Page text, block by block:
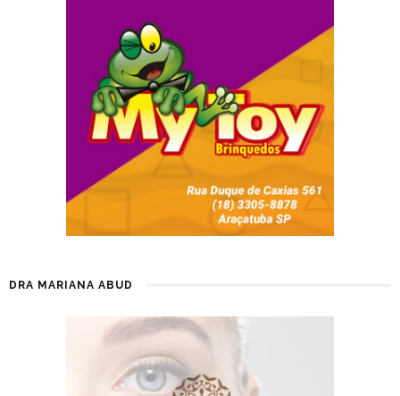
DRA MARIANA ABUD